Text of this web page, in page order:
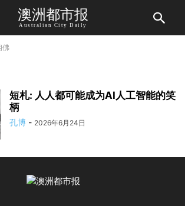
澳洲都市报
Australian City Daily
佛
短札: 人人都可能成为AI人工智能的笑
柄
孔博 - 2026年6月24日